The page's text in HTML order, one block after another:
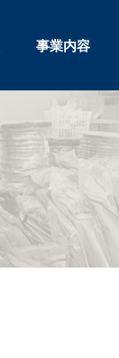
事業内容